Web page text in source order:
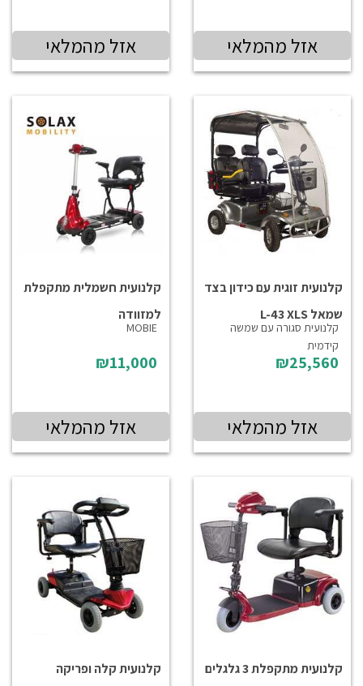
אזל מהמלאי אזל מהמלאי
קלנועית זוגית עם כידון בצד
שמאל L-43 XLS
קלנועית סגורה עם שמשה
קידמית
₪25,560
אזל מהמלאי
קלנועית חשמלית מתקפלת
למזוודה
MOBIE
₪11,000
אזל מהמלאי
קלנועית מתקפלת 3 גלגלים קלנועית קלה ופריקה